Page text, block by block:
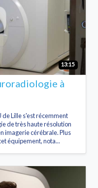
13:15
à
Lille s'est récemment
de très haute résolution
imagerie cérébrale. Plus
équipement, nota...